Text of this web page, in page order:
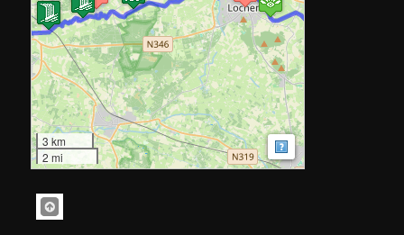
3 km
2 mi
MapsMarker.com